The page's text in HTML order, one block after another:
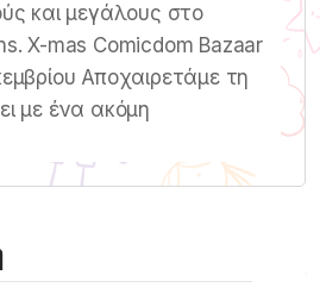
και μεγάλους στο
X-mas Comicdom Bazaar
Αποχαιρετάμε τη
με ένα ακόμη